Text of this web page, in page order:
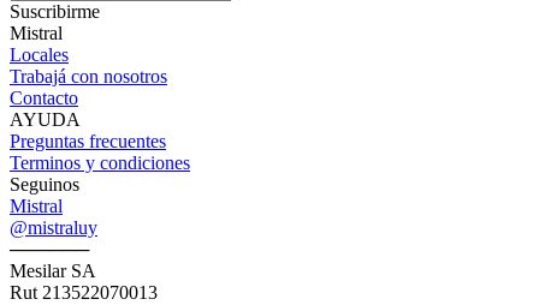
Suscribirme
Mistral
Locales
Trabajá con nosotros
Contacto
AYUDA
Preguntas frecuentes
Terminos y condiciones
Seguinos
Mistral
@mistraluy
──────
Mesilar SA
Rut 213522070013